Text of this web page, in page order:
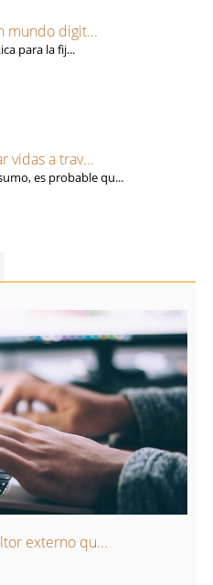
mundo digit...
para la fij...
vidas a trav...
es probable qu...
externo qu...